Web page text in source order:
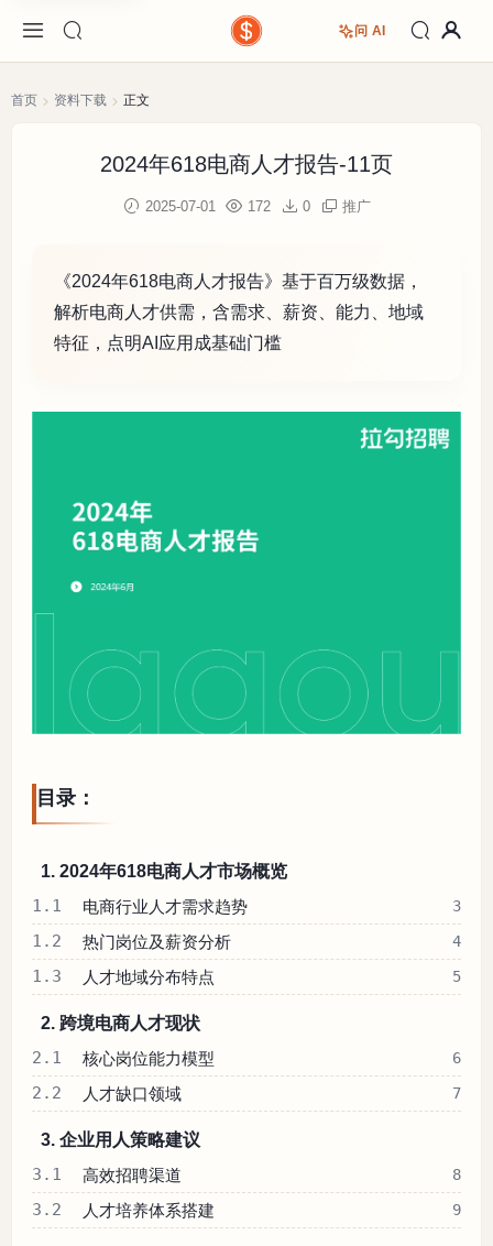
问 AI
首页 资料下载 正文
2024年618电商人才报告-11页
2025-07-01 172 0 推广
《2024年618电商人才报告》基于百万级数据，
解析电商人才供需，含需求、薪资、能力、地域
特征，点明AI应用成基础门槛
目录：
1. 2024年618电商人才市场概览
1.1 电商行业人才需求趋势 3
1.2 热门岗位及薪资分析 4
1.3 人才地域分布特点 5
2. 跨境电商人才现状
2.1 核心岗位能力模型 6
2.2 人才缺口领域 7
3. 企业用人策略建议
3.1 高效招聘渠道 8
3.2 人才培养体系搭建 9